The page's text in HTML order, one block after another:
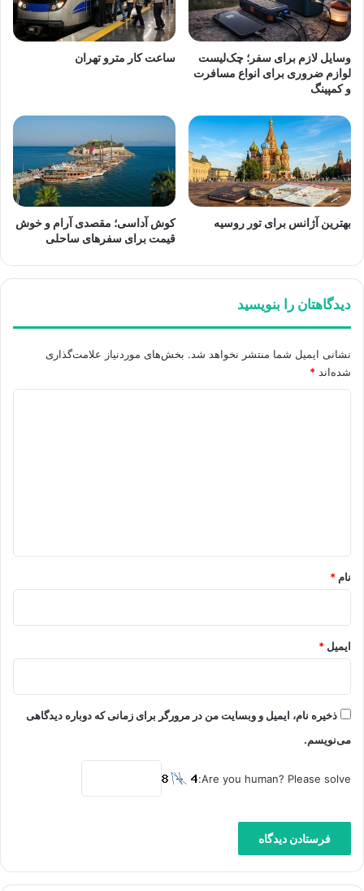
وسایل لازم برای سفر؛ چک‌لیست
لوازم ضروری برای انواع مسافرت
و کمپینگ
ساعت کار مترو تهران
بهترین آژانس برای تور روسیه
کوش آداسی؛ مقصدی آرام و خوش
قیمت برای سفرهای ساحلی
دیدگاهتان را بنویسید
نشانی ایمیل شما منتشر نخواهد شد. بخش‌های موردنیاز علامت‌گذاری
شده‌اند *
نام *
ایمیل *
ذخیره نام، ایمیل و وبسایت من در مرورگر برای زمانی که دوباره دیدگاهی
می‌نویسم.
Are you human? Please solve: